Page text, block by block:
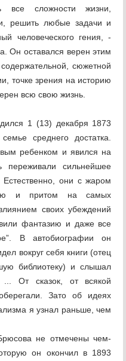
все сложности жизни,
решить любые задачи и
человеческого гения, -
Он оставался верен этим
сюжетной
точке зрения на историю
всю свою жизнь.
1 (13) декабря 1873
среднего достатка.
ребенком и явился на
сильнейшее
они с жаром
и притом на самых
своих убеждений
фантазию и даже все
В автобиографии он
вокруг себя книги (отец
библиотеку) и слышал
От сказок, от всякой
Зато об идеях
я узнал раньше, чем
не отмечены чем-
он окончил в 1893